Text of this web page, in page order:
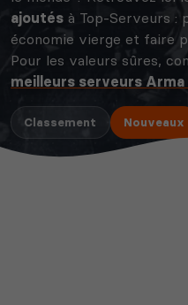
ajoutés à Top-Serveurs :
économie vierge et faire
Pour les valeurs sûres,
meilleurs serveurs Arma
Classement Nouveaux